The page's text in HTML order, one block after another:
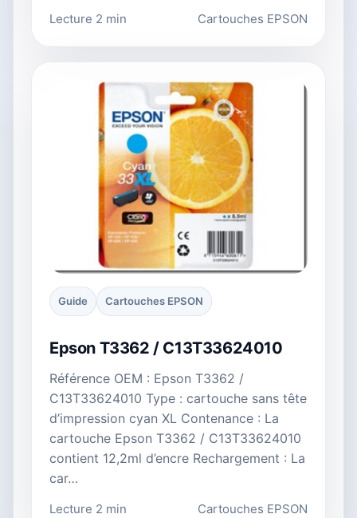
Lecture 2 min Cartouches EPSON
Guide Cartouches EPSON
Epson T3362 / C13T33624010
Référence OEM : Epson T3362 /
C13T33624010 Type : cartouche sans tête
d’impression cyan XL Contenance : La
cartouche Epson T3362 / C13T33624010
contient 12,2ml d’encre Rechargement : La
car…
Lecture 2 min Cartouches EPSON